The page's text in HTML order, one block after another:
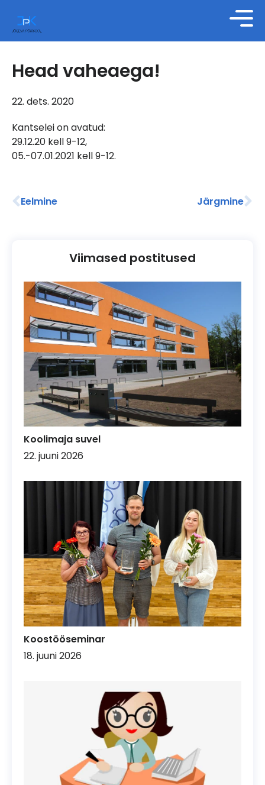
Head vaheaega!
22. dets. 2020
Kantselei on avatud:
29.12.20 kell 9-12,
05.-07.01.2021 kell 9-12.
Eelmine Järgmine
Viimased postitused
Koolimaja suvel
22. juuni 2026
Koostööseminar
18. juuni 2026